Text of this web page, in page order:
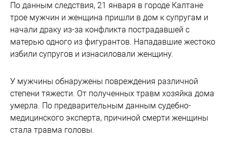
По данным следствия, 21 января в городе Калтане
трое мужчин и женщина пришли в дом к супругам и
начали драку из-за конфликта пострадавшей с
матерью одного из фигурантов. Нападавшие жестоко
избили супругов и изнасиловали женщину.
У мужчины обнаружены повреждения различной
степени тяжести. От полученных травм хозяйка дома
умерла. По предварительным данным судебно-
медицинского эксперта, причиной смерти женщины
стала травма головы.